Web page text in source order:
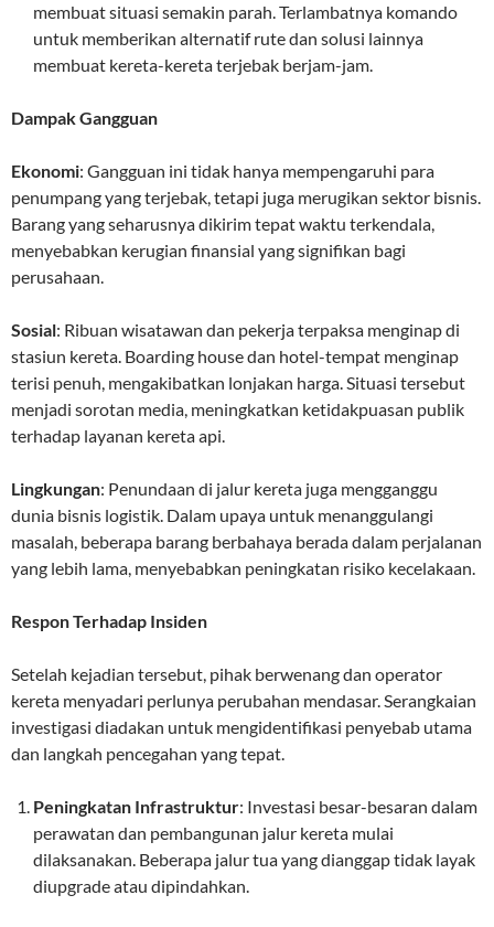
membuat situasi semakin parah. Terlambatnya komando
untuk memberikan alternatif rute dan solusi lainnya
membuat kereta-kereta terjebak berjam-jam.
Dampak Gangguan
Ekonomi: Gangguan ini tidak hanya mempengaruhi para
penumpang yang terjebak, tetapi juga merugikan sektor bisnis.
Barang yang seharusnya dikirim tepat waktu terkendala,
menyebabkan kerugian finansial yang signifikan bagi
perusahaan.
Sosial: Ribuan wisatawan dan pekerja terpaksa menginap di
stasiun kereta. Boarding house dan hotel-tempat menginap
terisi penuh, mengakibatkan lonjakan harga. Situasi tersebut
menjadi sorotan media, meningkatkan ketidakpuasan publik
terhadap layanan kereta api.
Lingkungan: Penundaan di jalur kereta juga mengganggu
dunia bisnis logistik. Dalam upaya untuk menanggulangi
masalah, beberapa barang berbahaya berada dalam perjalanan
yang lebih lama, menyebabkan peningkatan risiko kecelakaan.
Respon Terhadap Insiden
Setelah kejadian tersebut, pihak berwenang dan operator
kereta menyadari perlunya perubahan mendasar. Serangkaian
investigasi diadakan untuk mengidentifikasi penyebab utama
dan langkah pencegahan yang tepat.
Peningkatan Infrastruktur: Investasi besar-besaran dalam
perawatan dan pembangunan jalur kereta mulai
dilaksanakan. Beberapa jalur tua yang dianggap tidak layak
diupgrade atau dipindahkan.